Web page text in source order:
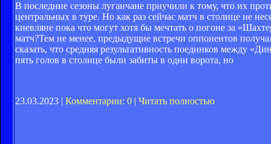
В последние сезоны луганчане приучили к тому, что их
центральных в туре. Но как раз сейчас матч в столице не
киевляне пока что могут хотя бы мечтать о погоне за
матч?Тем не менее, предыдущие встречи оппонентов
сказать, что средняя результативность поединков между
пять голов в столице были забиты в одни ворота, но
23.03.2023 | Комментарии: 0 | Читать полностью